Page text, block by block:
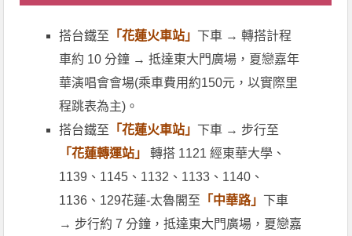
搭台鐵至 「花蓮火車站」 下車 → 轉搭計程
車約 10 分鐘 → 抵達東大門廣場，夏戀嘉年
華演唱會會場(乘車費用約150元，以實際里
程跳表為主)。
搭台鐵至 「花蓮火車站」 下車 → 步行至
「花蓮轉運站」
轉搭 1121 經東華大學、
1139、1145、1132、1133、1140、
1136、129花蓮-太魯閣至 「中華路」 下車
→ 步行約 7 分鐘，抵達東大門廣場，夏戀嘉